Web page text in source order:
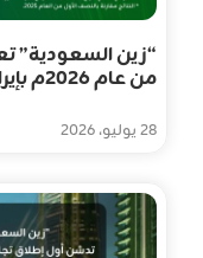
“زين السعودية”
28 يوليو، 2026